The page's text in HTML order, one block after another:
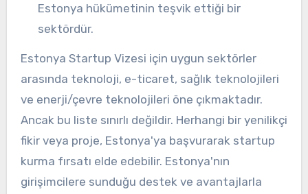
Estonya hükümetinin teşvik ettiği bir
sektördür.
Estonya Startup Vizesi için uygun sektörler
arasında teknoloji, e-ticaret, sağlık teknolojileri
ve enerji/çevre teknolojileri öne çıkmaktadır.
Ancak bu liste sınırlı değildir. Herhangi bir yenilikçi
fikir veya proje, Estonya'ya başvurarak startup
kurma fırsatı elde edebilir. Estonya'nın
girişimcilere sunduğu destek ve avantajlarla